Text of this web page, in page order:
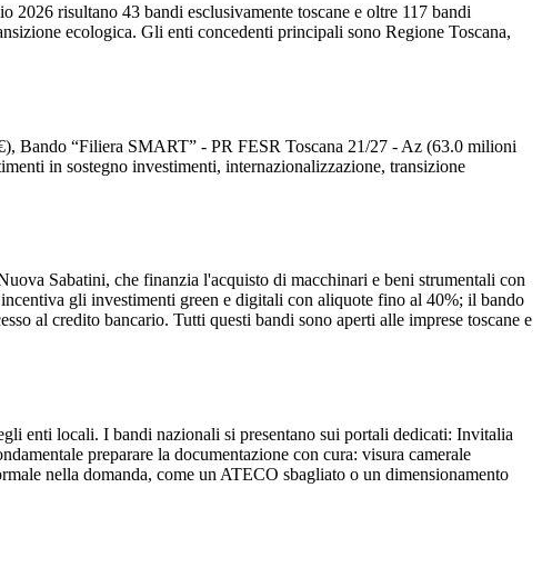
risultano 43 bandi esclusivamente toscane e oltre 117 bandi
ecologica. Gli enti concedenti principali sono Regione Toscana,
Bando “Filiera SMART” - PR FESR Toscana 21/27 - Az (63.0 milioni
in sostegno investimenti, internazionalizzazione, transizione
Sabatini, che finanzia l'acquisto di macchinari e beni strumentali con
gli investimenti green e digitali con aliquote fino al 40%; il bando
al credito bancario. Tutti questi bandi sono aperti alle imprese toscane e
enti locali. I bandi nazionali si presentano sui portali dedicati: Invitalia
preparare la documentazione con cura: visura camerale
nella domanda, come un ATECO sbagliato o un dimensionamento